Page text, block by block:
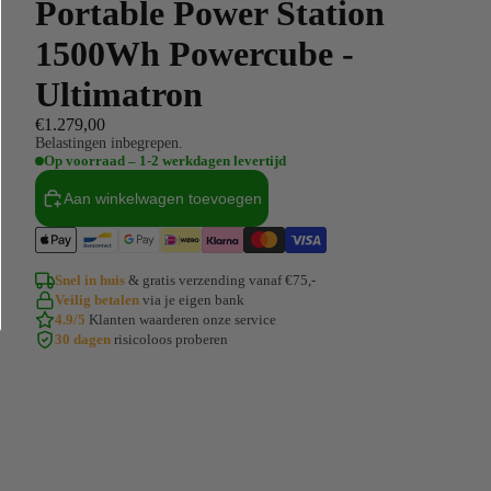
Portable Power Station
1500Wh Powercube -
Ultimatron
€1.279,00
Belastingen inbegrepen.
Op voorraad – 1-2 werkdagen levertijd
Aan winkelwagen toevoegen
Snel in huis & gratis verzending vanaf €75,-
Veilig betalen via je eigen bank
4.9/5 Klanten waarderen onze service
30 dagen risicoloos proberen